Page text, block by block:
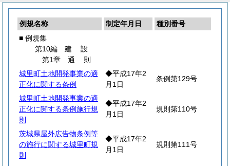
例規名称 制定年月日
種別番号
■ 例規集
第10編 建設
第1章 通 則
城里町土地開発事業の適
正化に関する条例
◆平成17年2
月1日
条例第129号
城里町土地開発事業の適
正化に関する条例施行規
則
◆平成17年2
月1日
規則第110号
茨城県屋外広告物条例等
の施行に関する城里町規
則
◆平成17年2
月1日
規則第111号